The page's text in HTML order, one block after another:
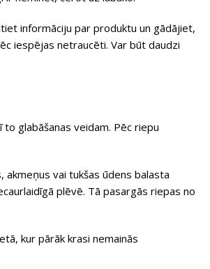
informāciju par produktu un gādājiet,
iespējas netraucēti. Var būt daudzi
glabāšanas veidam. Pēc riepu
vai tukšas ūdens balasta
plēvē. Tā pasargās riepas no
kur pārāk krasi nemainās